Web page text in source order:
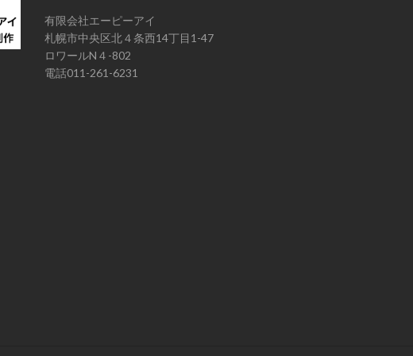
有限会社エーピーアイ
札幌市中央区北４条西14丁目1-47
ロワールN４-802
電話011-261-6231